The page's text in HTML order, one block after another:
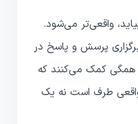
واقعی‌تر می‌شود.
پرسش و پاسخ در
همگی کمک می‌کنند که
طرف است نه یک